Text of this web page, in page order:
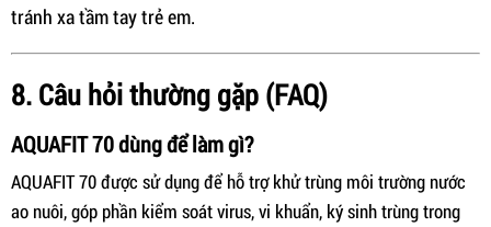
tránh xa tầm tay trẻ em.
8. Câu hỏi thường gặp (FAQ)
AQUAFIT 70 dùng để làm gì?
AQUAFIT 70 được sử dụng để hỗ trợ khử trùng môi trường nước
ao nuôi, góp phần kiểm soát virus, vi khuẩn, ký sinh trùng trong